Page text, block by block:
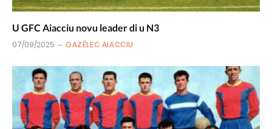
U GFC Aiacciu novu leader di u N3
07/09/2025 GAZÉLEC AIACCIU